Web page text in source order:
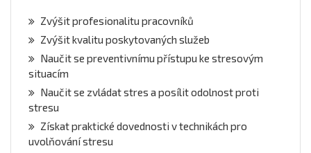
Zvýšit profesionalitu pracovníků
Zvýšit kvalitu poskytovaných služeb
Naučit se preventivnímu přístupu ke stresovým
situacím
Naučit se zvládat stres a posílit odolnost proti
stresu
Získat praktické dovednosti v technikách pro
uvolňování stresu